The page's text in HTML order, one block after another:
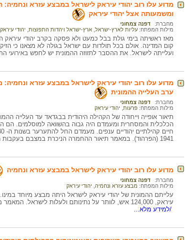
מדוע עלו רוב יהודי עיראק לישראל במבצע עזרא ונחמיה:
ומשמעותה אצל יהודי עיראק
מחברת:
דפנה צמחוני
מילות המפתח: עליות לארץ-ישראל ארץ-ישראל ויהדות התפוצות יהודי עיראק
מאז ראשיתה בימי גולת בבל כמעט ולא פסקה בקרב יהודי
קום המדינה. אולם בכל תולדות עם ישראל בגולה לא מצאנו כי
ועלייתה לישראל. את ההסבר לתזוזה ההמונית יש לחפש באירועי
מדוע עלו רוב יהודי עיראק לישראל במבצע עזרא ונחמיה:
ערב העלייה ההמונית
מחברת:
דפנה צמחוני
מילות המפתח: פרעות יהודי עיראק
תיאור אופייה וייחודה של הקהילה היהודית בבגדאד עד העלייה
הכלכלית והמסחרית ומעמדם היה גבוה בהשוואה למוסלמים. הם
1941 (הפרהוד). במאמר תיאור ההחמרה הניכרת במצבם בעקבות הקמת מדינת ישראל ומלחמת השחרור.
מדוע עלו רוב יהודי עיראק לישראל במבצע עזרא ונחמיה
מחברת:
דפנה צמחוני
מילות המפתח: מבצע עזרא ונחמיה יהודי עיראק
עיראק, 124,000 איש, לוותר על נתינותם ולעלות לישראל. המאמר מדגיש את ייחודיותה של התופעה ואת ההיקף הבלתי צפוי שלה.
/למידע מלא...